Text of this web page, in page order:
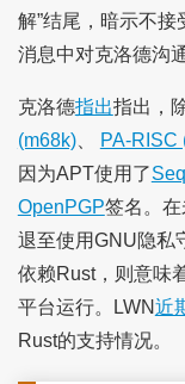
解”结尾，暗示不
消息中对克洛德沟
克洛德指出指出，
(m68k)、 PA-RISC
因为APT使用了
OpenPGP签名。
退至使用GNU隐私
依赖Rust，则意味
平台运行。LWN近
Rust的支持情况。